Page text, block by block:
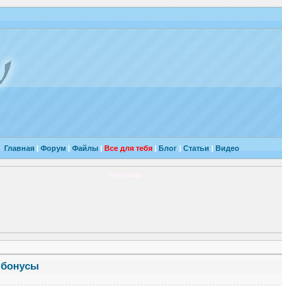
Главная | Форум | Файлы | Все для тебя | Блог | Статьи | Видео